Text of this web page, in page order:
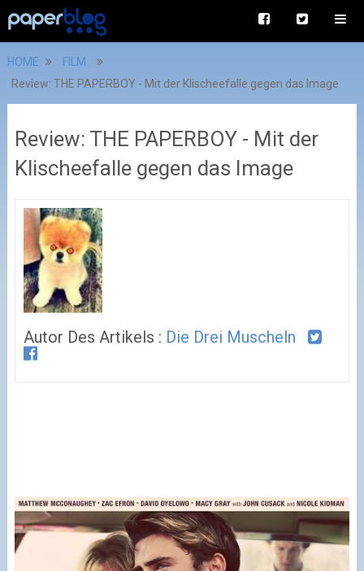
HOME
FILM
Review: THE PAPERBOY - Mit der Klischeefalle gegen das Image
Review: THE PAPERBOY - Mit der
Klischeefalle gegen das Image
Autor Des Artikels : Die Drei Muscheln